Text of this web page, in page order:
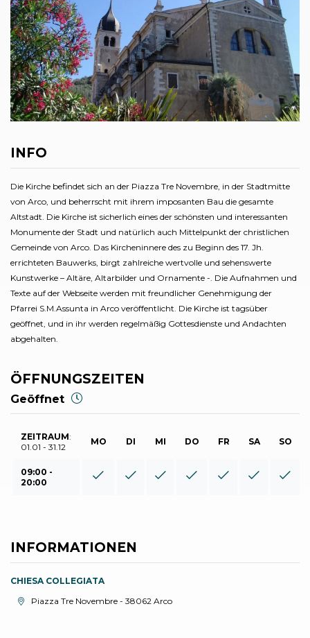
INFO
Die Kirche befindet sich an der Piazza Tre Novembre, in der Stadtmitte
von Arco, und beherrscht mit ihrem imposanten Bau die gesamte
Altstadt. Die Kirche ist sicherlich eines der schönsten und interessanten
Monumente der Stadt und natürlich auch Mittelpunkt der christlichen
Gemeinde von Arco. Das Kircheninnere des zu Beginn des 17. Jh.
errichteten Bauwerks, birgt zahlreiche wertvolle und sehenswerte
Kunstwerke – Altäre, Altarbilder und Ornamente -. Die Aufnahmen und
Texte auf der Webseite werden mit freundlicher Genehmigung der
Pfarrei S.M.Assunta in Arco veröffentlicht. Die Kirche ist tagsüber
geöffnet, und in ihr werden regelmäßig Gottesdienste und Andachten
abgehalten.
ÖFFNUNGSZEITEN
Geöffnet
ZEITRAUM:
01.01 - 31.12
MO DI MI DO FR SA SO
09:00 -
20:00
INFORMATIONEN
CHIESA COLLEGIATA
aria.location:
Piazza Tre Novembre - 38062 Arco